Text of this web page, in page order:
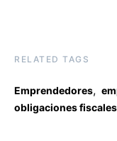
RELATED TAGS
Emprendedores,
obligaciones fiscales